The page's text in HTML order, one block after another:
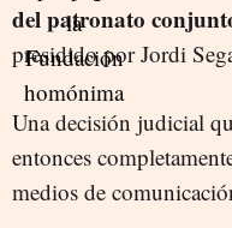
del patronato
presidido por Jordi
Una decisión judicial
entonces
medios de